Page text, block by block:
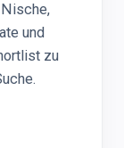
Nische,
und
zu